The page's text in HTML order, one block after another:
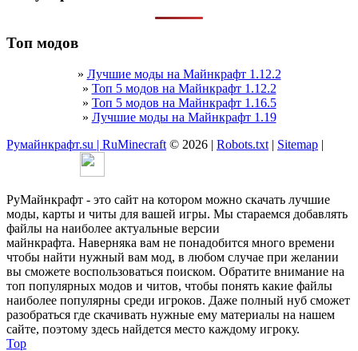
Топ модов
» Лучшие моды на Майнкрафт 1.12.2
» Топ 5 модов на Майнкрафт 1.12.2
» Топ 5 модов на Майнкрафт 1.16.5
» Лучшие моды на Майнкрафт 1.19
Румайнкрафт.su | RuMinecraft © 2026 | Robots.txt | Sitemap |
РуМайнкрафт - это сайт на котором можно скачать лучшие
моды, карты и читы для вашей игры. Мы стараемся добавлять
файлы на наиболее актуальные версии
майнкрафта. Наверняка вам не понадобится много времени
чтобы найти нужный вам мод, в любом случае при желании
вы сможете воспользоваться поиском. Обратите внимание на
топ популярных модов и читов, чтобы понять какие файлы
наиболее популярны среди игроков. Даже полный нуб сможет
разобраться где скачивать нужные ему материалы на нашем
сайте, поэтому здесь найдется место каждому игроку.
Top